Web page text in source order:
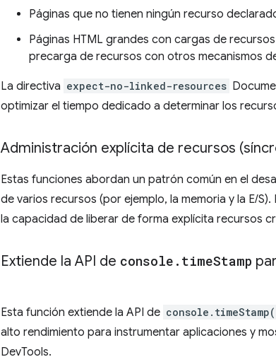
Páginas que no tienen ningún recurso
Páginas HTML grandes con cargas de
precarga de recursos con otros mecanismos
La directiva expect-no-linked-resources
optimizar el tiempo dedicado a determinar los
Administración explícita de recursos
Estas funciones abordan un patrón común en el
de varios recursos (por ejemplo, la memoria y la E/
la capacidad de liberar de forma explícita recursos
Extiende la API de console . timeStamp
Esta función extiende la API de
alto rendimiento para instrumentar aplicaciones y
DevTools.